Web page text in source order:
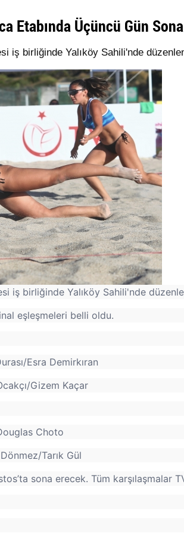
Etabında Üçüncü Gün
iş birliğinde Yalıköy Sahili'nde
iş birliğinde Yalıköy Sahili'nde
eşleşmeleri belli oldu.
Esra Demirkıran
Gizem Kaçar
Choto
Tarık Gül
sona erecek. Tüm karşılaşmalar